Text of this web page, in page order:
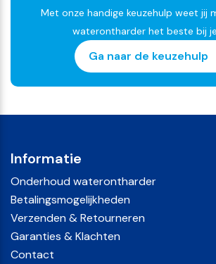
Met onze handige keuzehulp weet jij
waterontharder het beste bij
Ga naar de keuzehulp
Informatie
Onderhoud waterontharder
Betalingsmogelijkheden
Verzenden & Retourneren
Garanties & Klachten
Contact